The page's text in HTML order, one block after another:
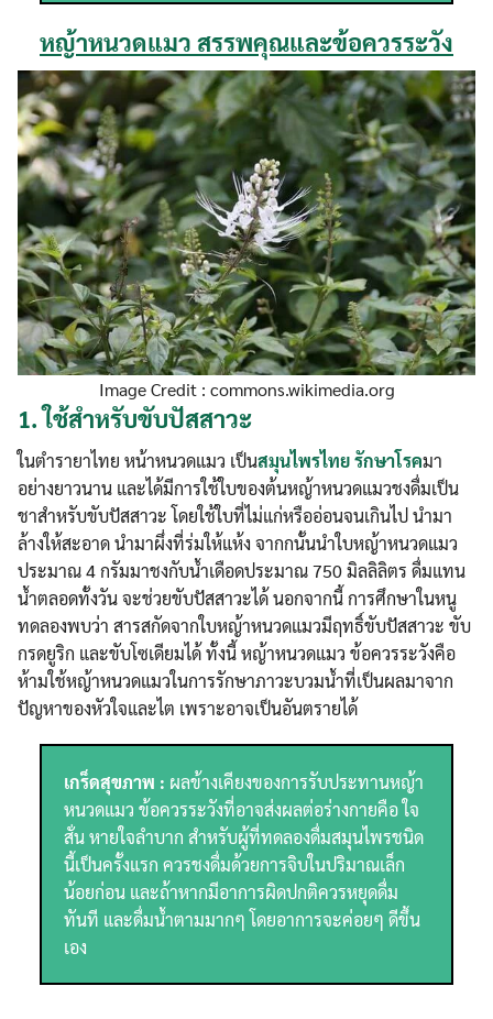
หญ้าหนวดแมว สรรพคุณและข้อควรระวัง
Image Credit : commons.wikimedia.org
1.ใช้สำหรับขับปัสสาวะ
ในตำรายาไทย หน้าหนวดแมว เป็นสมุนไพรไทย รักษาโรคมา
อย่างยาวนาน และได้มีการใช้ใบของต้นหญ้าหนวดแมวชงดื่มเป็น
ชาสำหรับขับปัสสาวะ โดยใช้ใบที่ไม่แก่หรืออ่อนจนเกินไป นำมา
ล้างให้สะอาด นำมาผึ่งที่ร่มให้แห้ง จากกนั้นนำใบหญ้าหนวดแมว
ประมาณ 4 กรัมมาชงกับน้ำเดือดประมาณ 750 มิลลิลิตร ดื่มแทน
น้ำตลอดทั้งวัน จะช่วยขับปัสสาวะได้ นอกจากนี้ การศึกษาในหนู
ทดลองพบว่า สารสกัดจากใบหญ้าหนวดแมวมีฤทธิ์ขับปัสสาวะ ขับ
กรดยูริก และขับโซเดียมได้ ทั้งนี้ หญ้าหนวดแมว ข้อควรระวังคือ
ห้ามใช้หญ้าหนวดแมวในการรักษาภาวะบวมน้ำที่เป็นผลมาจาก
ปัญหาของหัวใจและไต เพราะอาจเป็นอันตรายได้
เกร็ดสุขภาพ : ผลข้างเคียงของการรับประทานหญ้า
หนวดแมว ข้อควรระวังที่อาจส่งผลต่อร่างกายคือ ใจ
สั่น หายใจลำบาก สำหรับผู้ที่ทดลองดื่มสมุนไพรชนิด
นี้เป็นครั้งแรก ควรชงดื่มด้วยการจิบในปริมาณเล็ก
น้อยก่อน และถ้าหากมีอาการผิดปกติควรหยุดดื่ม
ทันที และดื่มน้ำตามมากๆ โดยอาการจะค่อยๆ ดีขึ้น
เอง